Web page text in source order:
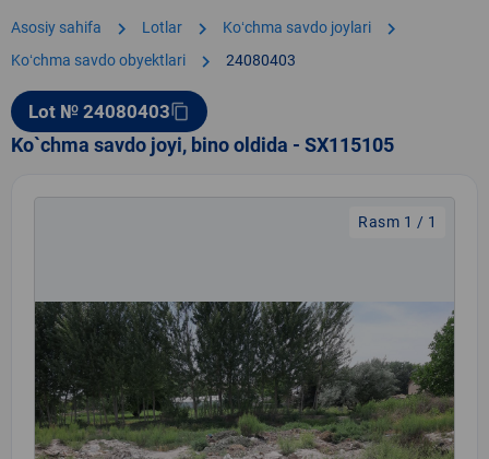
Asosiy sahifa chevron_right Lotlar chevron_right Koʻchma savdo joylari chevron_right
Koʻchma savdo obyektlari chevron_right 24080403
Lot № 24080403content_copy
Ko`chma savdo joyi, bino oldida - SX115105
Rasm 1 / 1